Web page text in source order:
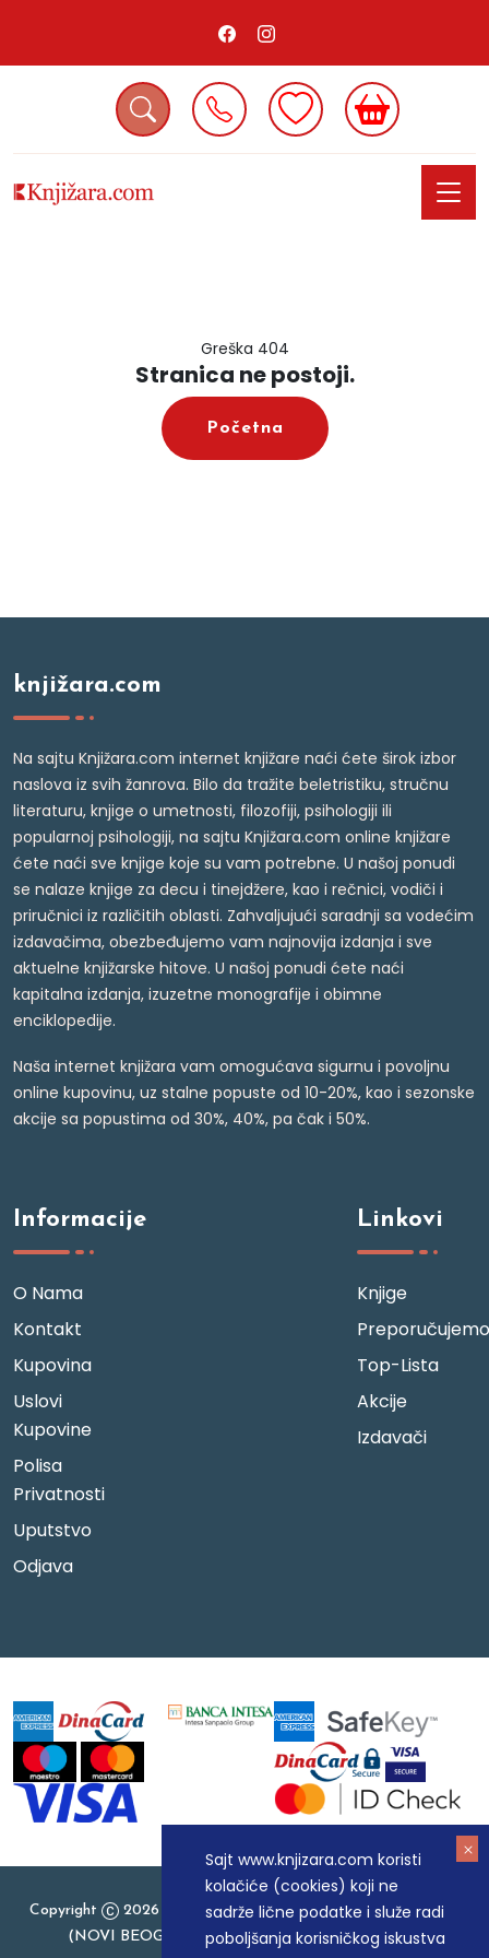
Sajt www.knjizara.com koristi
kolačiće (cookies) koji ne
sadrže lične podatke i služe radi
poboljšanja korisničkog iskustva
Greška 404
Stranica ne postoji.
Početna
knjižara.com
Na sajtu Knjižara.com internet knjižare naći ćete širok izbor
naslova iz svih žanrova. Bilo da tražite beletristiku, stručnu
literaturu, knjige o umetnosti, filozofiji, psihologiji ili
popularnoj psihologiji, na sajtu Knjižara.com online knjižare
ćete naći sve knjige koje su vam potrebne. U našoj ponudi
se nalaze knjige za decu i tinejdžere, kao i rečnici, vodiči i
priručnici iz različitih oblasti. Zahvaljujući saradnji sa vodećim
izdavačima, obezbeđujemo vam najnovija izdanja i sve
aktuelne knjižarske hitove. U našoj ponudi ćete naći
kapitalna izdanja, izuzetne monografije i obimne
enciklopedije.
Naša internet knjižara vam omogućava sigurnu i povoljnu
online kupovinu, uz stalne popuste od 10-20%, kao i sezonske
akcije sa popustima od 30%, 40%, pa čak i 50%.
Informacije
O Nama
Kontakt
Kupovina
Uslovi
Kupovine
Polisa
Privatnosti
Uputstvo
Odjava
Linkovi
Knjige
Preporučujemo
Top-Lista
Akcije
Izdavači
Copyright
2026 Knjizara.com - MAKART DOO BEOGRAD
(NOVI BEOGRAD), PIB: 105184104, MB: 20337524